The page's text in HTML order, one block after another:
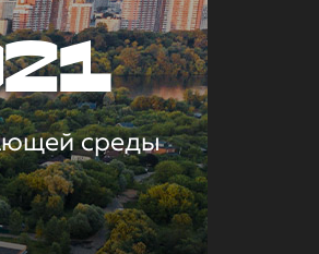
среды